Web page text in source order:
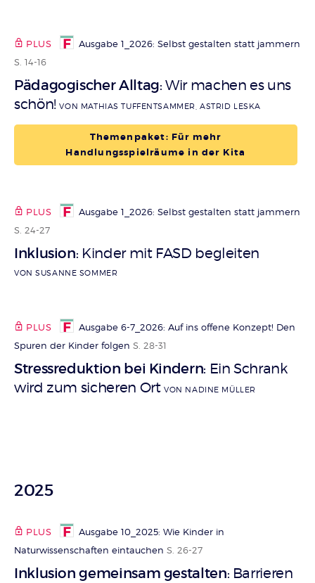
PLUS
Ausgabe 1_2026: Selbst gestalten statt jammern
S. 14-16
Pädagogischer Alltag:Wir machen es uns
schön! VON MATHIAS TUFFENTSAMMER, ASTRID LESKA
Themenpaket: Für mehr
Handlungsspielräume in der Kita
PLUS
Ausgabe 1_2026: Selbst gestalten statt jammern
S. 24-27
Inklusion: Kinder mit FASD begleiten
VON SUSANNE SOMMER
PLUS
Ausgabe 6-7_2026: Auf ins offene Konzept! Den
Spuren der Kinder folgen S. 28-31
Stressreduktion bei Kindern: Ein Schrank
wird zum sicheren Ort VON NADINE MÜLLER
2025
PLUS
Ausgabe 10_2025: Wie Kinder in
Naturwissenschaften eintauchen S. 26-27
Inklusion gemeinsam gestalten: Barrieren